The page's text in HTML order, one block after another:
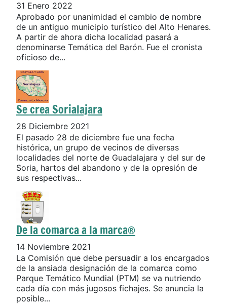
31 Enero 2022
Aprobado por unanimidad el cambio de nombre
de un antiguo municipio turístico del Alto Henares.
A partir de ahora dicha localidad pasará a
denominarse Temática del Barón. Fue el cronista
oficioso de...
Se crea Sorialajara
28 Diciembre 2021
El pasado 28 de diciembre fue una fecha
histórica, un grupo de vecinos de diversas
localidades del norte de Guadalajara y del sur de
Soria, hartos del abandono y de la opresión de
sus respectivas...
De la comarca a la marca®
14 Noviembre 2021
La Comisión que debe persuadir a los encargados
de la ansiada designación de la comarca como
Parque Temático Mundial (PTM) se va nutriendo
cada día con más jugosos fichajes. Se anuncia la
posible...